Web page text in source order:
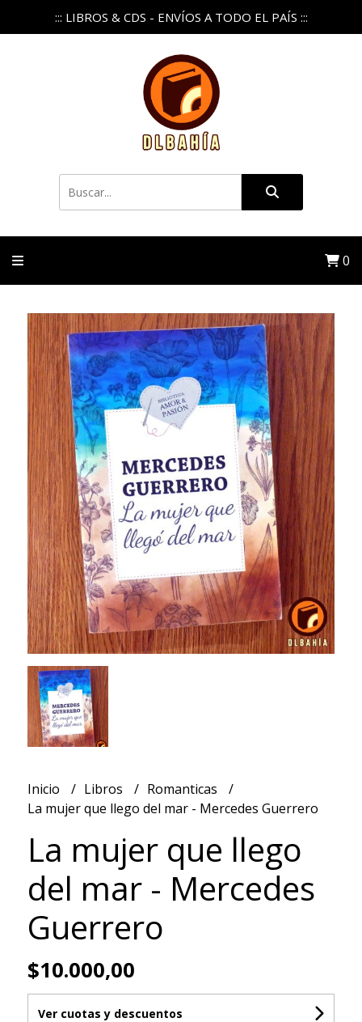
::: LIBROS & CDS - ENVÍOS A TODO EL PAÍS :::
0
Inicio Libros
Romanticas
La mujer que llego del mar - Mercedes Guerrero
La mujer que llego
del mar - Mercedes
Guerrero
$10.000,00
Ver cuotas y descuentos